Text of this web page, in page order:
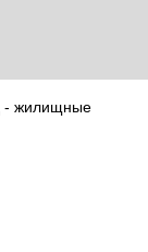
- жилищные